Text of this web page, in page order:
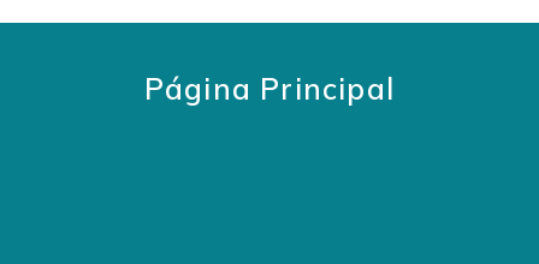
Página Principal